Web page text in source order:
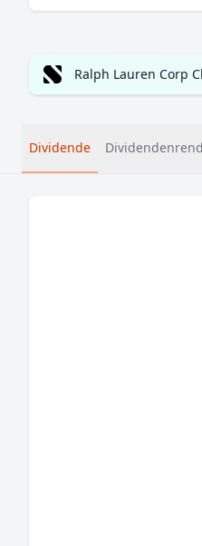
Ralph Lauren Corp
Dividende